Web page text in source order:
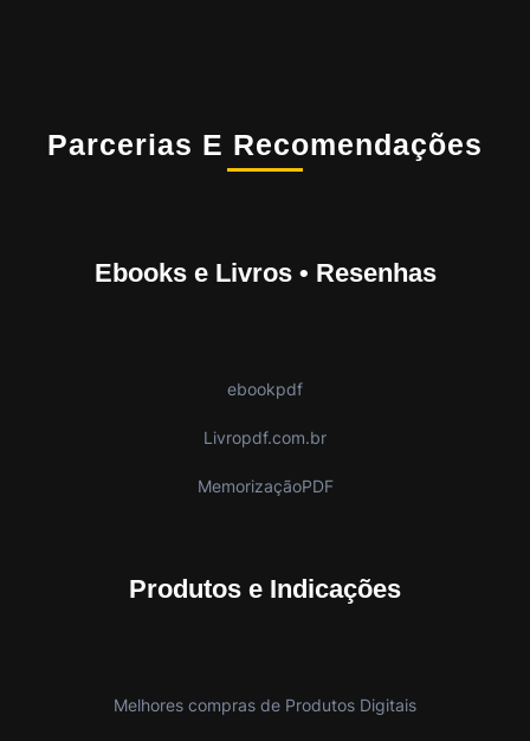
Parcerias E Recomendações
Ebooks e Livros • Resenhas
ebookpdf
Livropdf.com.br
MemorizaçãoPDF
Produtos e Indicações
Melhores compras de Produtos Digitais